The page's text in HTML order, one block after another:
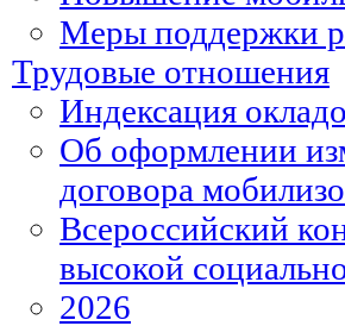
Меры поддержки
Трудовые отношения
Индексация
Об оформлении
договора
Всероссийский
высокой
2026